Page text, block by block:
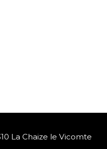
La Chaize le Vicomte